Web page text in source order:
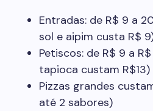
Entradas: de R$ 9 a
sol e aipim custa R$
Petiscos: de R$ 9 a
tapioca custam R$13)
Pizzas grandes
até 2 sabores)